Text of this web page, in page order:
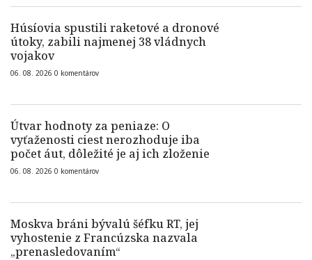
Húsíovia spustili raketové a dronové
útoky, zabili najmenej 38 vládnych
vojakov
06. 08. 2026 0 komentárov
Útvar hodnoty za peniaze: O
vyťaženosti ciest nerozhoduje iba
počet áut, dôležité je aj ich zloženie
06. 08. 2026 0 komentárov
Moskva bráni bývalú šéfku RT, jej
vyhostenie z Francúzska nazvala
„prenasledovaním“